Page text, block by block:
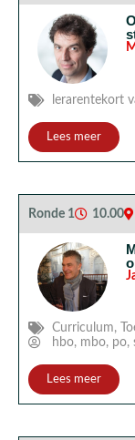
lerarentekort
Lees meer
Ronde 1 10.00
Curriculum,
hbo, mbo, po,
Lees meer